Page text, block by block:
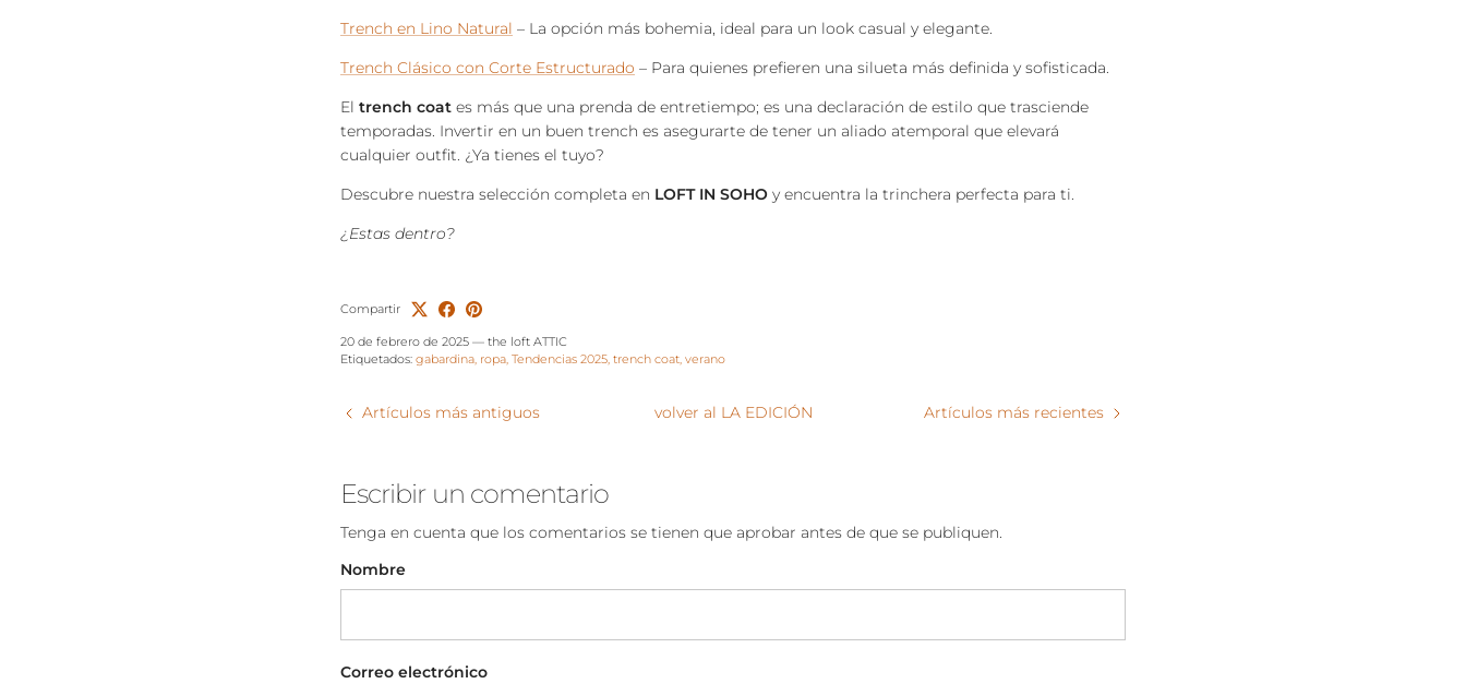
Trench en Lino Natural – La opción más bohemia, ideal para un look casual y elegante.
Trench Clásico con Corte Estructurado – Para quienes prefieren una silueta más definida y sofisticada.
El trench coat es más que una prenda de entretiempo; es una declaración de estilo que trasciende
temporadas. Invertir en un buen trench es asegurarte de tener un aliado atemporal que elevará
cualquier outfit. ¿Ya tienes el tuyo?
Descubre nuestra selección completa en LOFT IN SOHO y encuentra la trinchera perfecta para ti.
¿Estas dentro?
Compartir
20 de febrero de 2025 — the loft ATTIC
Etiquetados: gabardina ropa Tendencias 2025 trench coat verano
Artículos más antiguos volver al LA EDICIÓN Artículos más recientes
Escribir un comentario
Tenga en cuenta que los comentarios se tienen que aprobar antes de que se publiquen.
Nombre
Correo electrónico